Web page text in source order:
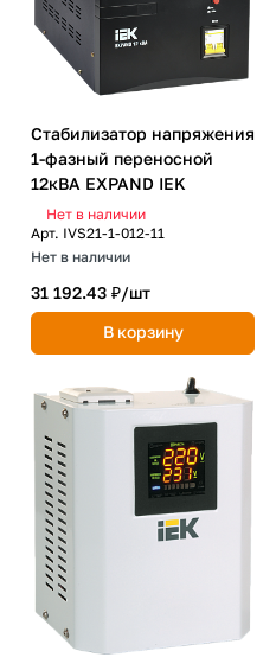
Стабилизатор напряжения
1-фазный переносной
12кВА EXPAND IEK
Нет в наличии
Арт. IVS21-1-012-11
Нет в наличии
31 192.43 ₽/шт
В корзину